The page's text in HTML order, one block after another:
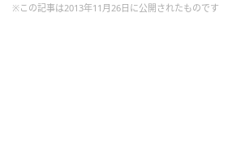
※この記事は2013年11月26日に公開されたものです